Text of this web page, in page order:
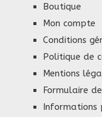
Boutique
Mon compte
Conditions
Politique de
Mentions
Formulaire
Informations